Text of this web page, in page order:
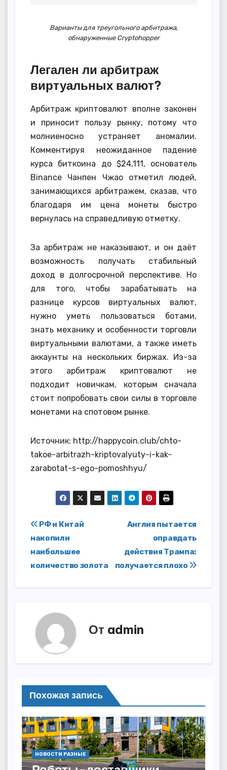
Варианты для треугольного арбитража,
обнаруженные Cryptohopper
Легален ли арбитраж
виртуальных валют?
Арбитраж криптовалют вполне законен
и приносит пользу рынку, потому что
молниеносно устраняет аномалии.
Комментируя неожиданное падение
курса биткоина до $24,111, основатель
Binance Чанпен Чжао отметил людей,
занимающихся арбитражем, сказав, что
благодаря им цена монеты быстро
вернулась на справедливую отметку.
За арбитраж не наказывают, и он даёт
возможность получать стабильный
доход в долгосрочной перспективе. Но
для того, чтобы зарабатывать на
разнице курсов виртуальных валют,
нужно уметь пользоваться ботами,
знать механику и особенности торговли
виртуальными валютами, а также иметь
аккаунты на нескольких биржах. Из-за
этого арбитраж криптовалют не
подходит новичкам, которым сначала
стоит попробовать свои силы в торговле
монетами на спотовом рынке.
Источник: http://happycoin.club/chto-
takoe-arbitrazh-kriptovalyuty-i-kak-
zarabotat-s-ego-pomoshhyu/
Навигация
по
записям
Англия пытается
оправдать
действия Трампа:
получается плохо
РФ и Китай
накопили
наибольшее
количество золота
От admin
Похожая запись
НОВОСТИ РАЗНЫЕ